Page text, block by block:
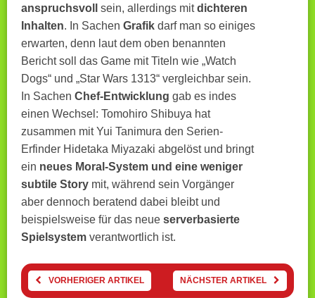
anspruchsvoll
sein, allerdings mitdichteren
Inhalten. In Sachen Grafik darf man so einiges
erwarten, denn laut dem oben benannten
Bericht soll das Game mit Titeln wie „Watch
Dogs“ und „Star Wars 1313“ vergleichbar sein.
In Sachen Chef-Entwicklung gab es indes
einen Wechsel: Tomohiro Shibuya hat
zusammen mit Yui Tanimura den Serien-
Erfinder Hidetaka Miyazaki abgelöst und bringt
ein neues Moral-System und eine weniger
subtile Story mit, während sein Vorgänger
aber dennoch beratend dabei bleibt und
beispielsweise für das neue serverbasierte
Spielsystem verantwortlich ist.
VORHERIGER ARTIKEL NÄCHSTER ARTIKEL